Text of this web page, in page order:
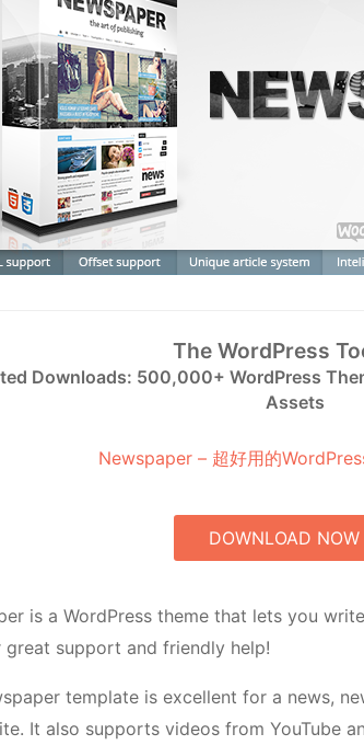
The WordPress
Downloads: 500,000+ WordPress
Assets
DOWNLOAD NOW
is a WordPress theme that lets you
great support and friendly help!
template is excellent for a news,
It also supports videos from YouTube